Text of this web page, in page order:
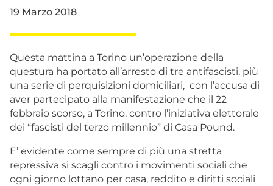
19 Marzo 2018
Questa mattina a Torino un’operazione della
questura ha portato all’arresto di tre antifascisti, più
una serie di perquisizioni domiciliari, con l’accusa di
aver partecipato alla manifestazione che il 22
febbraio scorso, a Torino, contro l’iniziativa elettorale
dei “fascisti del terzo millennio” di Casa Pound.
E’ evidente come sempre di più una stretta
repressiva si scagli contro i movimenti sociali che
ogni giorno lottano per casa, reddito e diritti sociali